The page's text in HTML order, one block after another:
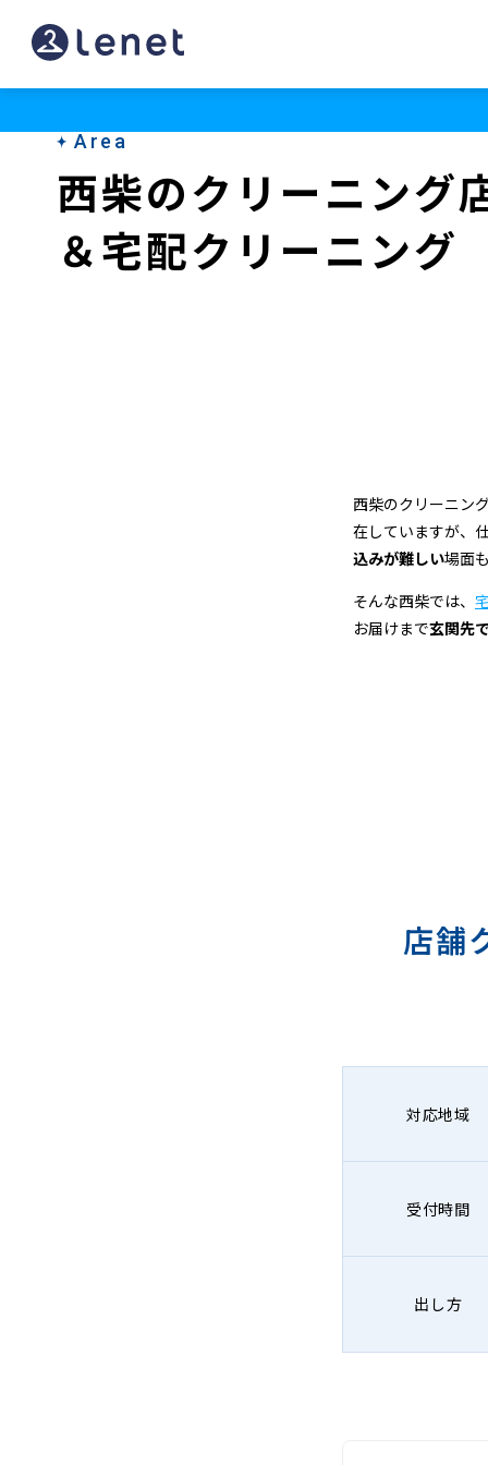
西
柴
Area
西柴のクリーニング
＆宅配クリーニング
西柴のクリーニング
在していますが、
込みが難しい場面
そんな西柴では、
お届けまで玄関先
店舗
対応地域
受付時間
出し方